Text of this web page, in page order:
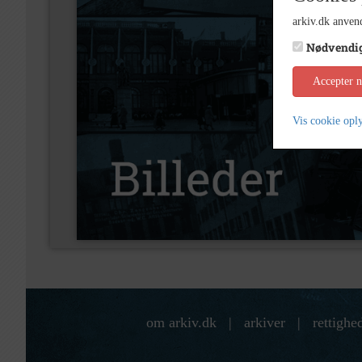
om arkiv.dk | arkiver |
arkiv.dk
Accepter
Vis cookie